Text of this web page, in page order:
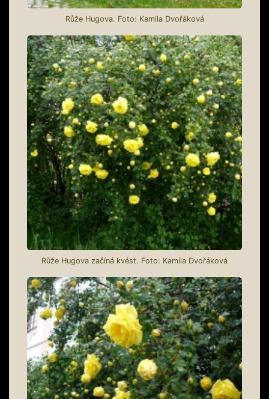
Růže Hugova. Foto: Kamila Dvořáková
Růže Hugova začíná kvést. Foto: Kamila Dvořáková